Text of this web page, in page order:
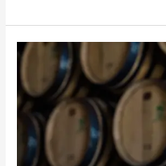
CORE
NUEVA
GAMA
DE
THE
MACALLAN